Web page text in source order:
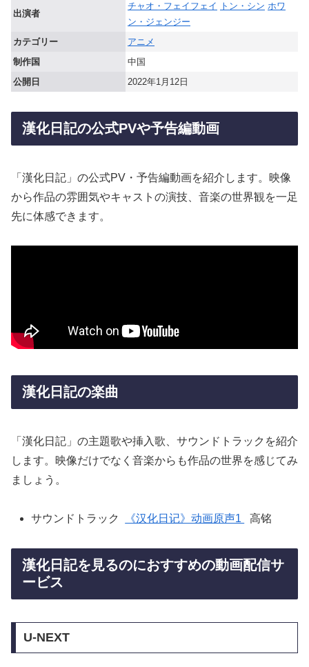
出演者
チャオ・フェイフェイ トン・シン ホワ
ン・ジェンジー
カテゴリー
アニメ
制作国
中国
公開日
2022年1月12日
漢化日記の公式PVや予告編動画
「漢化日記」の公式PV・予告編動画を紹介します。映像
から作品の雰囲気やキャストの演技、音楽の世界観を一足
先に体感できます。
漢化日記の楽曲
「漢化日記」の主題歌や挿入歌、サウンドトラックを紹介
します。映像だけでなく音楽からも作品の世界を感じてみ
ましょう。
サウンドトラック 《汉化日记》动画原声1 高铭
漢化日記を見るのにおすすめの動画配信サ
ービス
U-NEXT